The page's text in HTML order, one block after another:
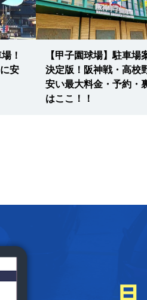
！
安
【甲子園球場】駐車場
決定版！阪神戦・高校
安い最大料金・予約・
はここ！！